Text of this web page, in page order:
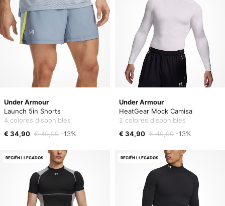
Under Armour
Launch 5in Shorts
4 colores disponibles
€ 34,90 € 40,00 -13%
Under Armour
HeatGear Mock Camisa
2 colores disponibles
€ 34,90 € 40,00 -13%
RECIÉN LLEGADOS RECIÉN LLEGADOS